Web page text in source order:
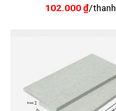
102.000₫/thanh